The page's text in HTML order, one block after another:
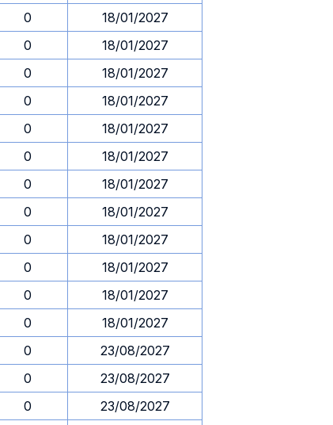
0
18/01/2027
0
18/01/2027
0
18/01/2027
0
18/01/2027
0
18/01/2027
0
18/01/2027
0
18/01/2027
0
18/01/2027
0
18/01/2027
0
18/01/2027
0
18/01/2027
0
18/01/2027
0
23/08/2027
0
23/08/2027
0
23/08/2027